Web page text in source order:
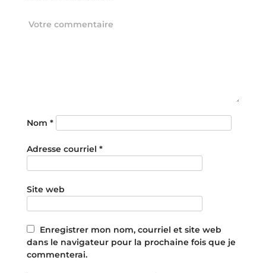
Nom *
Adresse courriel *
Site web
Enregistrer mon nom, courriel et site web
dans le navigateur pour la prochaine fois que je
commenterai.